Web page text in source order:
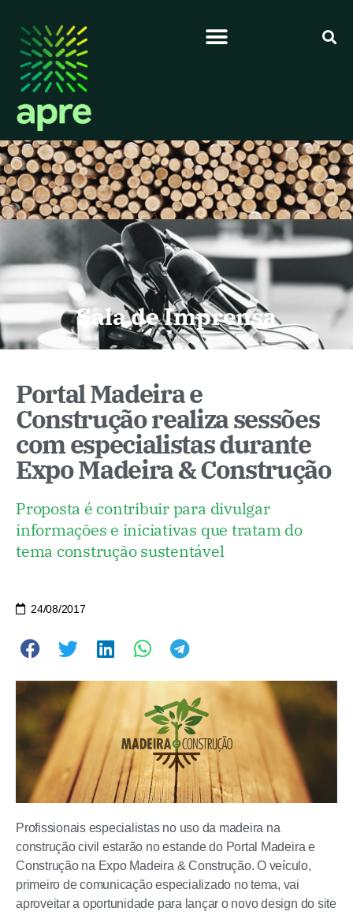
Sala de Imprensa
Portal Madeira e
Construção realiza sessões
com especialistas durante
Expo Madeira & Construção
Proposta é contribuir para divulgar
informações e iniciativas que tratam do
tema construção sustentável
24/08/2017
Profissionais especialistas no uso da madeira na
construção civil estarão no estande do Portal Madeira e
Construção na Expo Madeira & Construção. O veículo,
primeiro de comunicação especializado no tema, vai
aproveitar a oportunidade para lançar o novo design do site